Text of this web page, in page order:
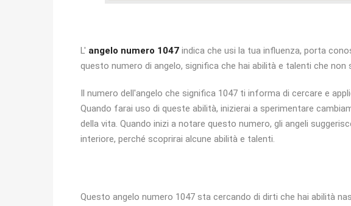
L' angelo numero 1047 indica che usi la tua influenza, porta
questo numero di angelo, significa che hai abilità e talenti che non
Il numero dell'angelo che significa 1047 ti informa di cercare e
Quando farai uso di queste abilità, inizierai a sperimentare
della vita. Quando inizi a notare questo numero, gli angeli
interiore, perché scoprirai alcune abilità e talenti.
Questo angelo numero 1047 sta cercando di dirti che hai abilità